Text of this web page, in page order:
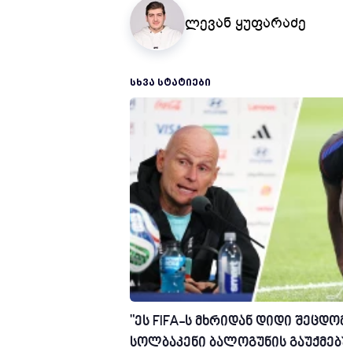
ლევან ყუფარაძე
ᲡᲮᲕᲐ ᲡᲢᲐᲢᲘᲔᲑᲘ
"ეს FIFA-ს მხრიდან დიდი
სოლბაკენი ბალოგუნის